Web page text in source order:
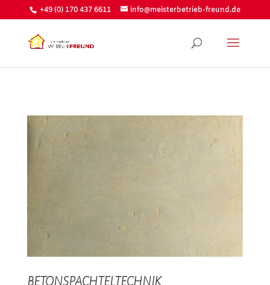
+49 (0) 170 437 6611 info@meisterbetrieb-freund.de
BETONSPACHTELTECHNIK